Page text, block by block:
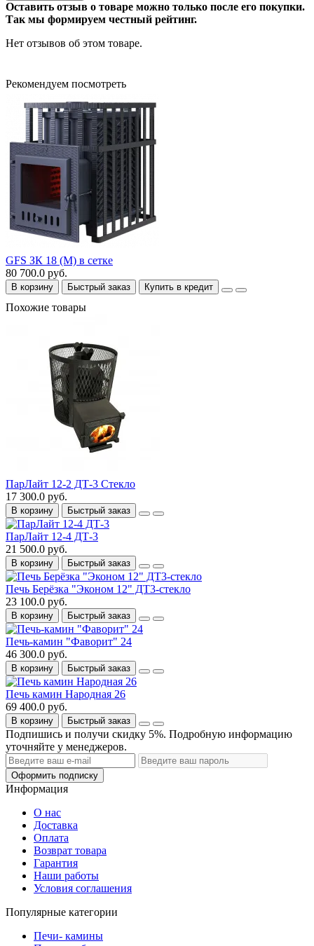
Оставить отзыв о товаре можно только после его покупки.
Так мы формируем честный рейтинг.
Нет отзывов об этом товаре.
Рекомендуем посмотреть
GFS ЗК 18 (М) в сетке
80 700.0 руб.
В корзину Быстрый заказ Купить в кредит
Похожие товары
ПарЛайт 12-2 ДТ-3 Стекло
17 300.0 руб.
В корзину Быстрый заказ
ПарЛайт 12-4 ДТ-3
21 500.0 руб.
В корзину Быстрый заказ
Печь Берёзка "Эконом 12" ДТ3-стекло
23 100.0 руб.
В корзину Быстрый заказ
Печь-камин "Фаворит" 24
46 300.0 руб.
В корзину Быстрый заказ
Печь камин Народная 26
69 400.0 руб.
В корзину Быстрый заказ
Подпишись и получи скидку 5%. Подробную информацию
уточняйте у менеджеров.
Оформить подписку
Информация
О нас
Доставка
Оплата
Возврат товара
Гарантия
Наши работы
Условия соглашения
Популярные категории
Печи- камины